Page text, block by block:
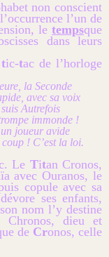
non conscient
l’un de
le tempsque
dans leurs
tic-tac de l’horloge
la Seconde
avec sa voix
Autrefois
immonde !
joueur avide
! C’est la loi.
Le Titan Cronos,
avec Ouranos, le
copule avec sa
ses enfants,
nom l’y destine
Chronos, dieu et
de Cronos, celle